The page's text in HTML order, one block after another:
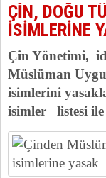
ÇİN, DOĞU
İSİMLERİNE
Çin Yönetimi,
Müslüman
isimlerini
isimler listesi